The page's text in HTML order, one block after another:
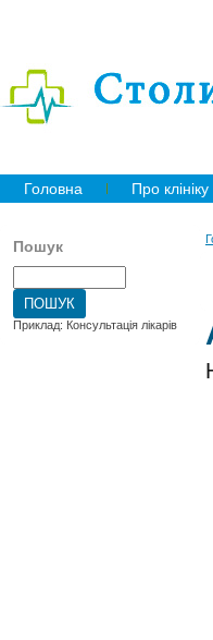
Головна Про клініку
Пошук
Приклад: Консультація лікарів